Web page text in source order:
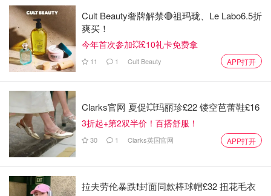
Cult Beauty奢牌解禁🔴祖玛珑、Le Labo6.5折
爽买！
今年首次参加💥£10礼卡免费拿
11 1 Cult Beauty APP打开
Clarks官网 夏促💥玛丽珍£22 镂空芭蕾鞋£16
3折起+第2双半价！百搭舒服！
30 1 Clarks英国官网 APP打开
拉夫劳伦暴跌❗️封面同款棒球帽£32 扭花毛衣